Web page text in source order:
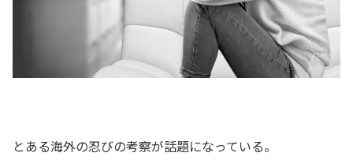
とある海外の忍びの考察が話題になっている。